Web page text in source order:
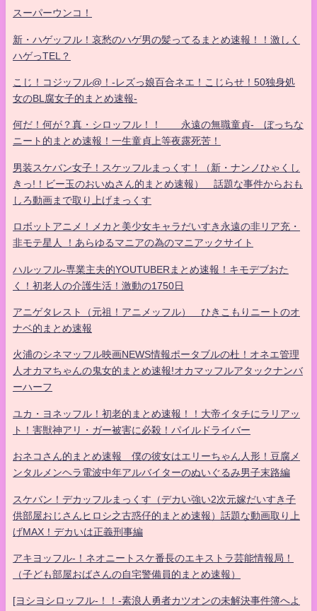
スーパーウンコ！
新・ハゲッフル！哀愁のハゲ男の髪ってるまとめ速報！！激しく
ハゲっTEL？
こじ！コジッフル@！-レズっ娘百合ネエ！こじらせ！50独身処
女のBL腐女子的まとめ速報-
何だ！何が？真・シロッフル！！ 永遠の無職童貞- ぼっちな
ニート的まとめ速報！一生童貞上等夜露死苦！
男装スケバン女子！スケッフルまっくす！（新・ナンノひゃくし
きっ!！ビー玉のおいぬさん的まとめ速報） 話題な事件からおも
しろ動画まで取り上げまっくす
ロボットアニメ！メカと美少女キャラだいすき永遠の非リア充・
非モテ星人 ！あらゆるマニアの為のマニアックサイト
ハルッフル-専業主夫的YOUTUBERまとめ速報！キモデブおた
く！初老人の介護生活！激動の1750日
アニゲタレスト（元祖！アニメッフル） ひきこもりニートのオ
ナベ的まとめ速報
火浦のシネマッフル映画NEWS情報ポータブルの杜！オネエ管理
人オカマちゃんの鬼女的まとめ速報!オカマッフルアタックナンバ
ーハーフ
ユカ・ヨネッフル！初老的まとめ速報！！大帝イタチにラリアッ
ト！害獣神アリ・ガー被害に必殺！パイルドライバー
おネコさん的まとめ速報 僕の彼女はエリーちゃん人形！豆腐メ
ンタルメンヘラ電波中年アルバイターのぬいぐるみ男子末路編
スケバン！デカッフルまっくす（デカい強い2次元嫁だいすき子
供部屋おじさんヒロシ之古惑仔的まとめ速報）話題な動画取り上
げMAX！デカいは正義刑事編
アキヨッフル-！ネオニートスケ番長のエキストラ芸能情報局！
（子ども部屋おばさんの自宅警備員的まとめ速報）
[ヨシヨシロッフル-！！-素浪人勇者カツオンの未解決事件簿へよ